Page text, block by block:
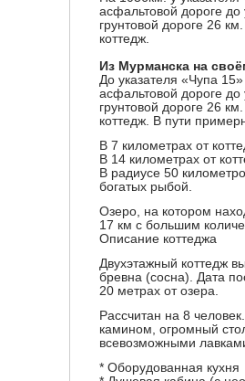
асфальтовой дороге до
грунтовой дороге 26
коттедж.
Из Мурманска на
До указателя «Чупа
асфальтовой дороге до
грунтовой дороге 26
коттедж. В пути
В 7 километрах от
В 14 километрах от
В радиусе 50
богатых рыбой.
Озеро, на котором
17 км с большим
Описание коттеджа
Двухэтажный коттедж
бревна (сосна). Дата
20 метрах от озера.
Рассчитан на 8
камином, огромный
всевозможными
* Оборудованная кухня